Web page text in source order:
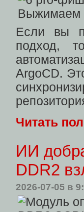
Если вы
подход,
ArgoCD.
Читать
ИИ
DDR2
2026-07-05 в